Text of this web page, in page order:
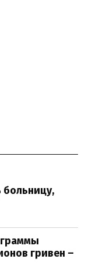
больницу,
гривен –